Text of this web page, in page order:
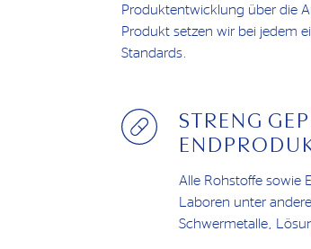
Produktentwicklung über die
Produkt setzen wir bei jedem
Standards.
STRENG
Alle Rohstoffe sowie
Laboren unter
Schwermetalle,